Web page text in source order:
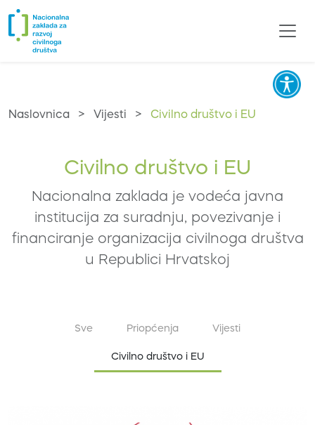
Naslovnica > Vijesti > Civilno društvo i EU
Civilno društvo i EU
Nacionalna zaklada je vodeća javna
institucija za suradnju, povezivanje i
financiranje organizacija civilnoga društva
u Republici Hrvatskoj
Sve Priopćenja Vijesti
Civilno društvo i EU